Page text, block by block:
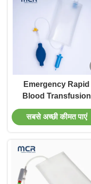
Emergency Rapid
Blood Transfusion
Device Pressure
Infusion Bag
सबसे अच्छी कीमत पाएं